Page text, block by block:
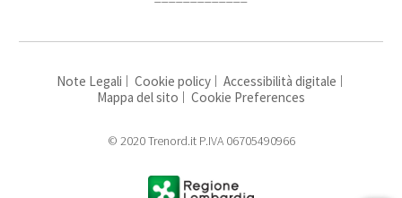
Note Legali Cookie policy
Accessibilità digitale
Mappa del sito
Cookie Preferences
© 2020 Trenord.it P.IVA 06705490966